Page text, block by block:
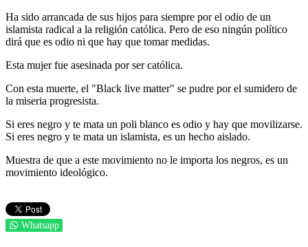
Ha sido arrancada de sus hijos para siempre por el odio de un
islamista radical a la religión católica. Pero de eso ningún político
dirá que es odio ni que hay que tomar medidas.
Esta mujer fue asesinada por ser católica.
Con esta muerte, el "Black live matter" se pudre por el sumidero de
la miseria progresista.
Si eres negro y te mata un poli blanco es odio y hay que movilizarse.
Si eres negro y te mata un islamista, es un hecho aislado.
Muestra de que a este movimiento no le importa los negros, es un
movimiento ideológico.
Whatsapp